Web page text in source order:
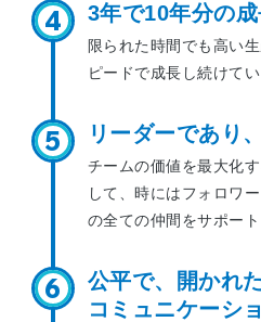
4 3年で10年分の
限られた時間でも高い生
ピードで成長し続けてい
5 リーダーであり、
チームの価値を最大化
して、時にはフォロワ
の全ての仲間をサポート
6
公平で、開かれ
コミュニケーシ